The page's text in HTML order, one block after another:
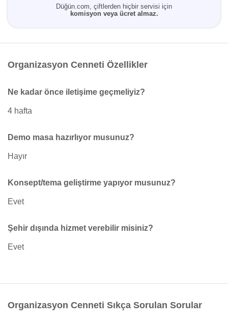
Düğün.com, çiftlerden hiçbir servisi için
komisyon veya ücret almaz.
Organizasyon Cenneti Özellikler
Ne kadar önce iletişime geçmeliyiz?
4 hafta
Demo masa hazırlıyor musunuz?
Hayır
Konsept/tema geliştirme yapıyor musunuz?
Evet
Şehir dışında hizmet verebilir misiniz?
Evet
Organizasyon Cenneti Sıkça Sorulan Sorular